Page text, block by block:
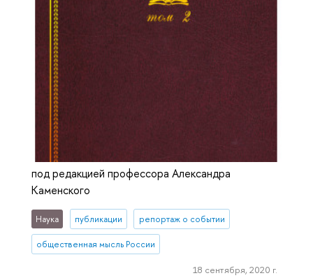
под редакцией профессора Александра
Каменского
Наука публикации репортаж о событии
общественная мысль России
18 сентября, 2020 г.